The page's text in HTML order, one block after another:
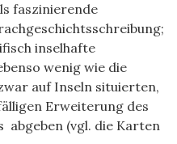
faszinierende
inselhafte
wenig wie die
auf Inseln situierten,
Erweiterung des
abgeben (vgl. die Karten